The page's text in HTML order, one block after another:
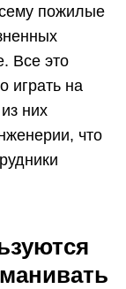
пожилые
Все это
играть на
них
что